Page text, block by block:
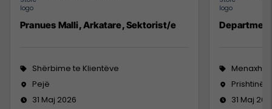
Pranues Malli, Arkatare, Sektorist/e
Shërbime te Klientëve
Pejë
31 Maj 2026
Prishtinë
31 Maj